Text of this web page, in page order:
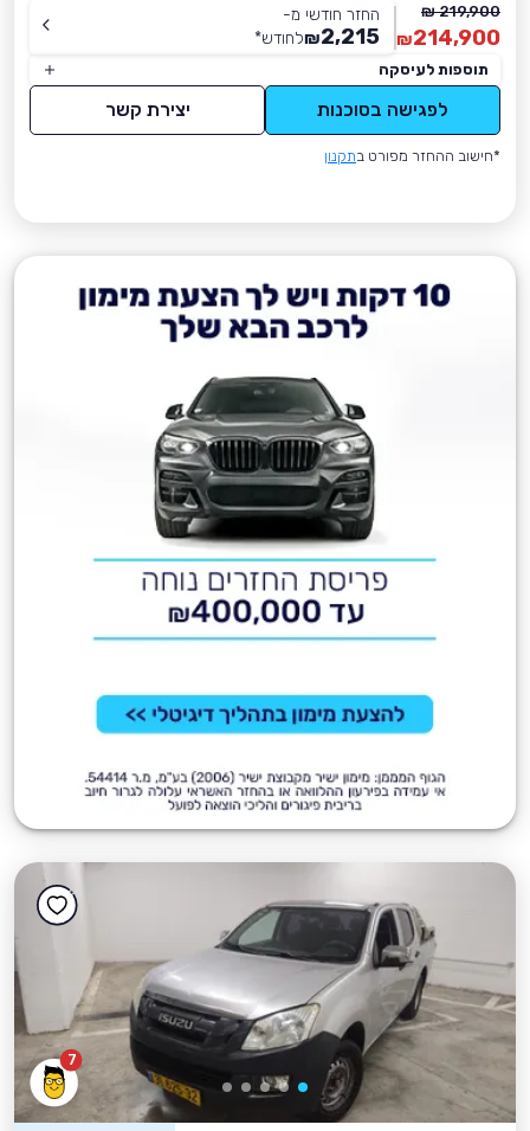
219,900 ₪
214,900
₪
החזר חודשי מ-
2,215
₪לחודש*
תוספות לעיסקה
לפגישה בסוכנות יצירת קשר
*חישוב ההחזר מפורט בתקנון
7